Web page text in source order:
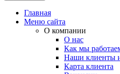
Главная
Меню сайта
О компании
О нас
Как мы
Наши клиенты
Карта клиента